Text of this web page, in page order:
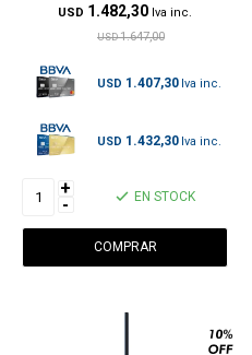
USD 1.482,30
USD 1.647,00
USD 1.407,30
USD 1.432,30
+
- EN STOCK